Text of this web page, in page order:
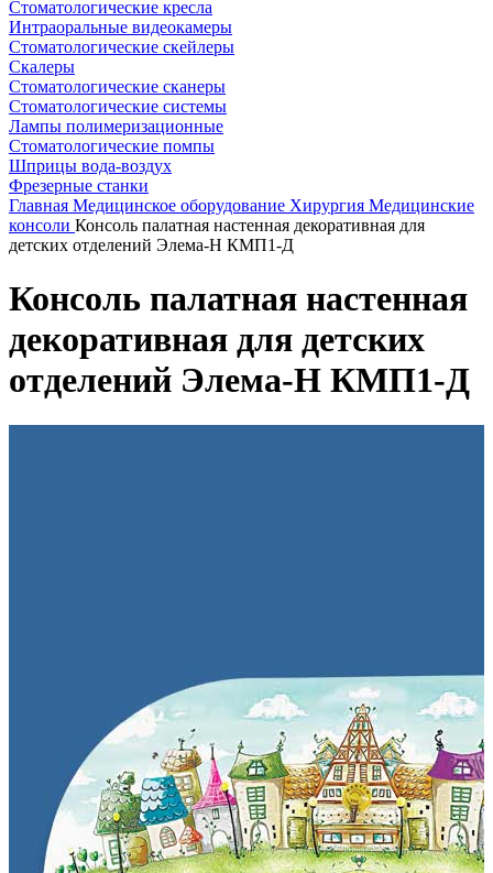
Стоматологические кресла
Интраоральные видеокамеры
Стоматологические скейлеры
Скалеры
Стоматологические сканеры
Стоматологические системы
Лампы полимеризационные
Стоматологические помпы
Шприцы вода-воздух
Фрезерные станки
Главная Медицинское оборудование Хирургия Медицинские
консоли Консоль палатная настенная декоративная для
детских отделений Элема-Н КМП1-Д
Консоль палатная настенная
декоративная для детских
отделений Элема-Н КМП1-Д